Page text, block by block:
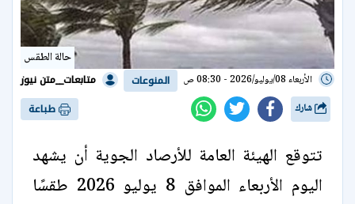
حالة الطقس
الأربعاء 08/يوليو/2026 - 08:30 ص المنوعات متابعات__متن نيوز
طباعة
تتوقع الهيئة العامة للأرصاد الجوية أن يشهد
اليوم الأربعاء الموافق 8 يوليو 2026 طقسًا